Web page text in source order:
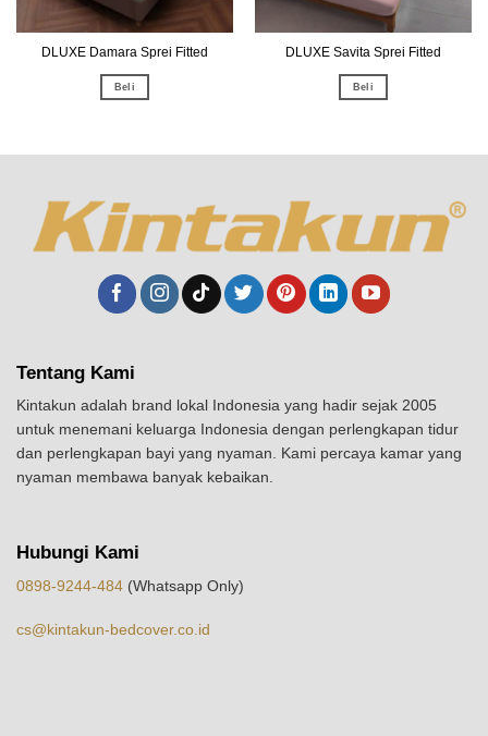
DLUXE Damara Sprei Fitted
Beli
DLUXE Savita Sprei Fitted
Beli
Tentang Kami
Kintakun adalah brand lokal Indonesia yang hadir sejak 2005
untuk menemani keluarga Indonesia dengan perlengkapan tidur
dan perlengkapan bayi yang nyaman. Kami percaya kamar yang
nyaman membawa banyak kebaikan.
Hubungi Kami
0898-9244-484 (Whatsapp Only)
cs@kintakun-bedcover.co.id